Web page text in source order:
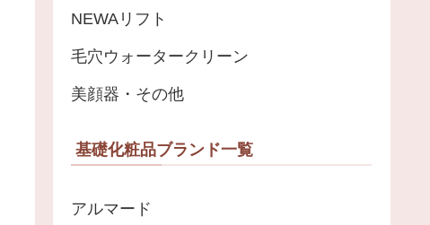
NEWAリフト
毛穴ウォータークリーン
美顔器・その他
基礎化粧品ブランド一覧
アルマード